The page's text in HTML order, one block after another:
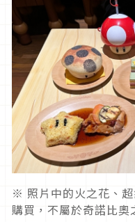
※ 照片中的火之花、
購買，不屬於奇諾比奧